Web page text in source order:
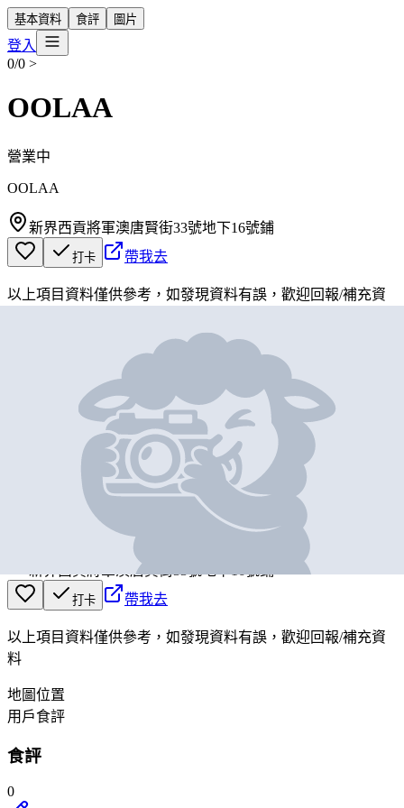
基本資料 食評 圖片
登入
0/0 >
OOLAA
營業中
OOLAA
新界西貢將軍澳唐賢街33號地下16號鋪
打卡 帶我去
以上項目資料僅供參考，如發現資料有誤，歡迎回報/補充資
OOLAA
新界西貢將軍澳唐賢街33號地下16號鋪
打卡 帶我去
以上項目資料僅供參考，如發現資料有誤，歡迎回報/補充資
料
地圖位置
用戶食評
食評
0